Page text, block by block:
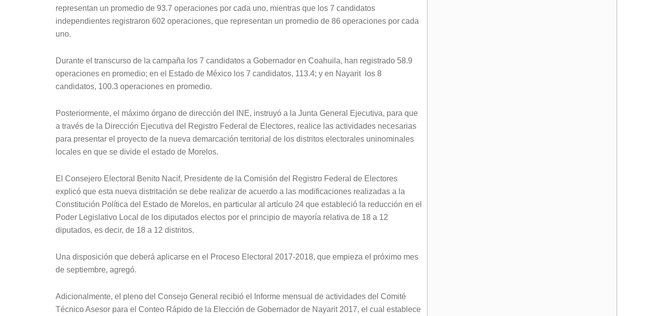
representan un promedio de 93.7 operaciones por cada uno, mientras que los 7 candidatos
independientes registraron 602 operaciones, que representan un promedio de 86 operaciones por cada
uno.
Durante el transcurso de la campaña los 7 candidatos a Gobernador en Coahuila, han registrado 58.9
operaciones en promedio; en el Estado de México los 7 candidatos, 113.4; y en Nayarit los 8
candidatos, 100.3 operaciones en promedio.
Posteriormente, el máximo órgano de dirección del INE, instruyó a la Junta General Ejecutiva, para que
a través de la Dirección Ejecutiva del Registro Federal de Electores, realice las actividades necesarias
para presentar el proyecto de la nueva demarcación territorial de los distritos electorales uninominales
locales en que se divide el estado de Morelos.
El Consejero Electoral Benito Nacif, Presidente de la Comisión del Registro Federal de Electores
explicó que esta nueva distritación se debe realizar de acuerdo a las modificaciones realizadas a la
Constitución Política del Estado de Morelos, en particular al artículo 24 que estableció la reducción en el
Poder Legislativo Local de los diputados electos por el principio de mayoría relativa de 18 a 12
diputados, es decir, de 18 a 12 distritos.
Una disposición que deberá aplicarse en el Proceso Electoral 2017-2018, que empieza el próximo mes
de septiembre, agregó.
Adicionalmente, el pleno del Consejo General recibió el Informe mensual de actividades del Comité
Técnico Asesor para el Conteo Rápido de la Elección de Gobernador de Nayarit 2017, el cual establece